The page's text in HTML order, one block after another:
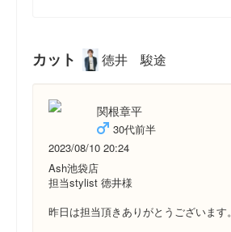
カット 徳井 駿途
関根章平
30代前半
2023/08/10 20:24
Ash池袋店
担当stylist 徳井様
昨日は担当頂きありがとうございます。